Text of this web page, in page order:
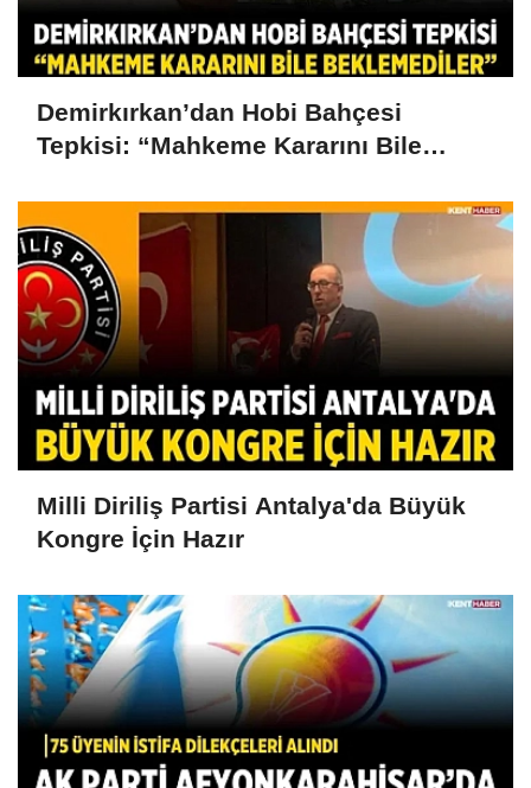
Demirkırkan’dan Hobi Bahçesi
Tepkisi: “Mahkeme Kararını Bile
Milli Diriliş Partisi Antalya'da Büyük
Kongre İçin Hazır